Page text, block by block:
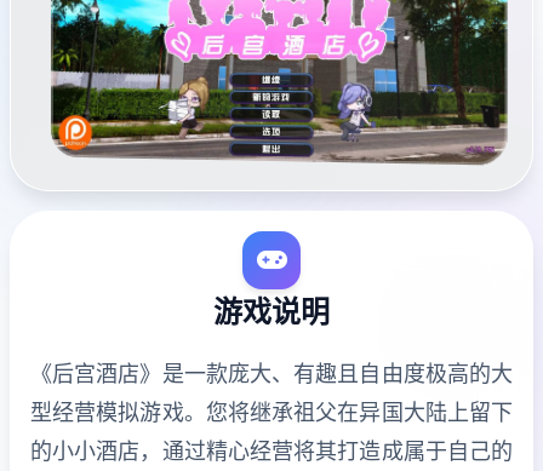
游戏说明
《后宫酒店》是一款庞大、有趣且自由度极高的大
型经营模拟游戏。您将继承祖父在异国大陆上留下
的小小酒店，通过精心经营将其打造成属于自己的